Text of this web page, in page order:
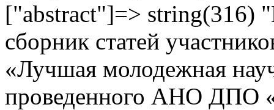
["abstract"]=> string(316)
сборник статей
«Лучшая молодежная
проведенного АНО ДПО